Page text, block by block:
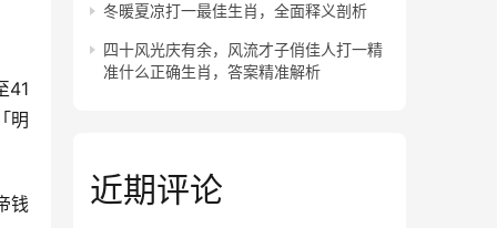
41
明
钱
冬暖夏凉打一最佳生肖，全面释义剖析
四十风光庆有余，风流才子俏佳人打一精
准什么正确生肖，答案精准解析
近期评论